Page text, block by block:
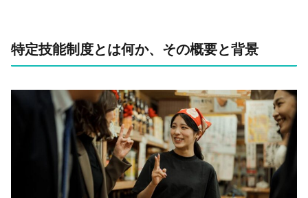
特定技能制度とは何か、その概要と背景